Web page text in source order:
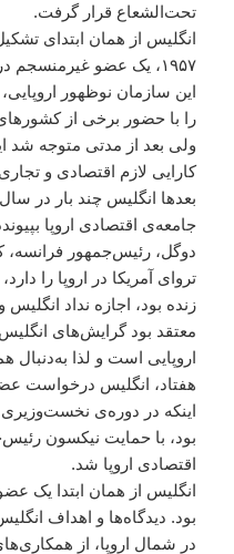
تحت‌الشعاع قرار گرفت.
انگلیس از همان ابتدای
۱۹۵۷، یک عضو غیرمنسجم
این سازمان نوظهور اروپایی،
را با حضور برخی از
ولی بعد از مدتی متوجه شد
کارایی لازم اقتصادی و
بعدها انگلیس چند بار در
جامعه‌ی اقتصادی اروپا
دوگل، رئیس‌جمهور
تروای آمریکا در اروپا را
زنده بود، اجازه نداد
معتقد بود گرایش‌های انگلیس
اروپایی است و لذا به‌دنبال
هفتاد، انگلیس درخواست
اینکه در دوره‌ی نخست‌وزیری
بود، با حمایت نیکسون
اقتصادی اروپا شد.
انگلیس از همان ابتدا یک
بود. دیدگاه‌ها و اهداف
در شمال اروپا، از